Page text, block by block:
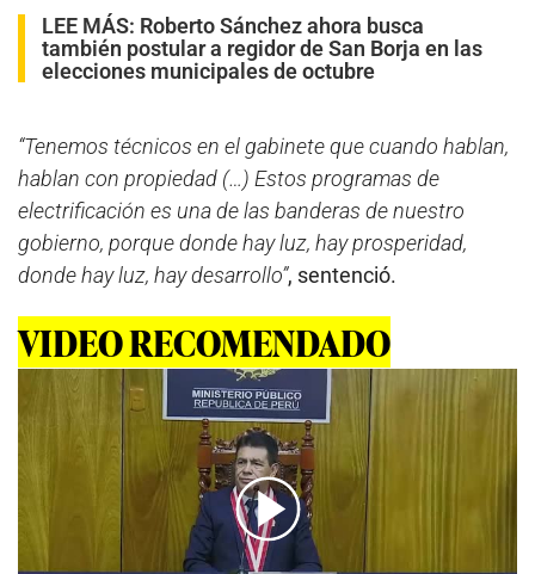
LEE MÁS: Roberto Sánchez ahora busca
también postular a regidor de San Borja en las
elecciones municipales de octubre
“Tenemos técnicos en el gabinete que cuando hablan,
hablan con propiedad (…) Estos programas de
electrificación es una de las banderas de nuestro
gobierno, porque donde hay luz, hay prosperidad,
donde hay luz, hay desarrollo”, sentenció.
VIDEO RECOMENDADO